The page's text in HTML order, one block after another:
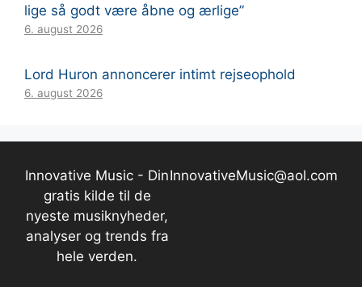
lige så godt være åbne og ærlige”
6. august 2026
Lord Huron annoncerer intimt rejseophold
6. august 2026
Innovative Music - Din
gratis kilde til de
nyeste musiknyheder,
analyser og trends fra
hele verden.
InnovativeMusic@aol.com